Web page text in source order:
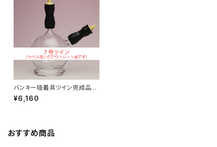
バンキー吸着具ツイン完成品７
号｜アウトレット商品｜吸灸・バ
ンキー
¥6,160
おすすめ商品